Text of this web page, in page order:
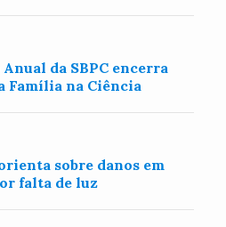
Anual da SBPC encerra
Família na Ciência
sobre danos em
falta de luz